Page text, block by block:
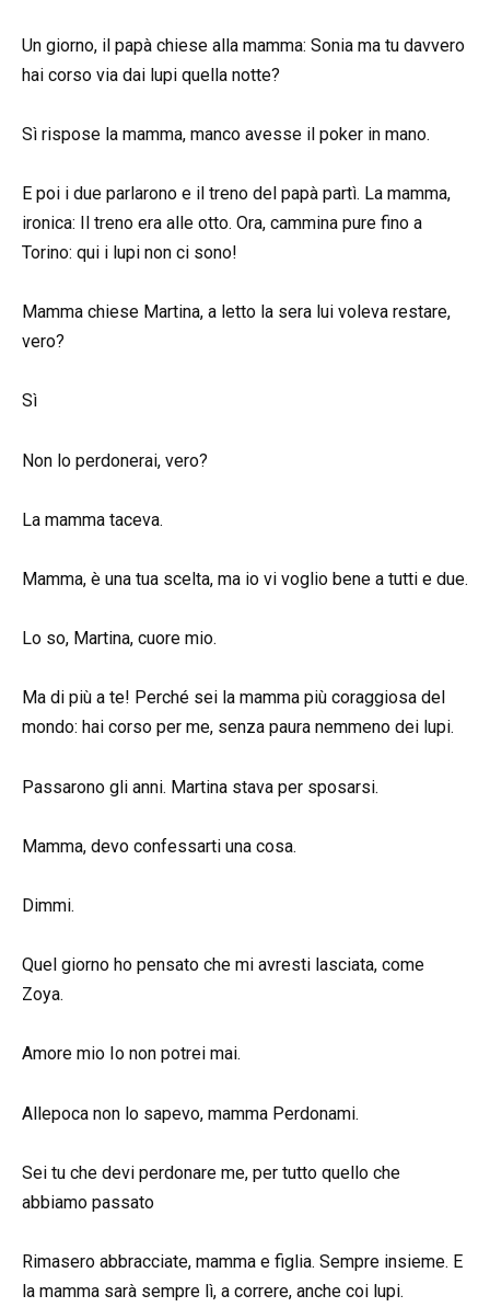
Un giorno, il papà chiese alla mamma: Sonia ma tu davvero
hai corso via dai lupi quella notte?
Sì rispose la mamma, manco avesse il poker in mano.
E poi i due parlarono e il treno del papà partì. La mamma,
ironica: Il treno era alle otto. Ora, cammina pure fino a
Torino: qui i lupi non ci sono!
Mamma chiese Martina, a letto la sera lui voleva restare,
vero?
Sì
Non lo perdonerai, vero?
La mamma taceva.
Mamma, è una tua scelta, ma io vi voglio bene a tutti e due.
Lo so, Martina, cuore mio.
Ma di più a te! Perché sei la mamma più coraggiosa del
mondo: hai corso per me, senza paura nemmeno dei lupi.
Passarono gli anni. Martina stava per sposarsi.
Mamma, devo confessarti una cosa.
Dimmi.
Quel giorno ho pensato che mi avresti lasciata, come
Zoya.
Amore mio Io non potrei mai.
Allepoca non lo sapevo, mamma Perdonami.
Sei tu che devi perdonare me, per tutto quello che
abbiamo passato
Rimasero abbracciate, mamma e figlia. Sempre insieme. E
la mamma sarà sempre lì, a correre, anche coi lupi.